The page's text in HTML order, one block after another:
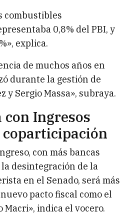
combustibles
0,8% del PBI, y
explica.
de muchos años en
durante la gestión de
y Sergio Massa», subraya.
con Ingresos
con más bancas
desintegración de la
en el Senado, será más
pacto fiscal como el
indica el vocero.